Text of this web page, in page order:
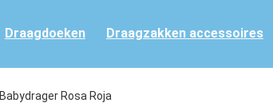
Draagdoeken Draagzakken accessoires
Babydrager Rosa Roja